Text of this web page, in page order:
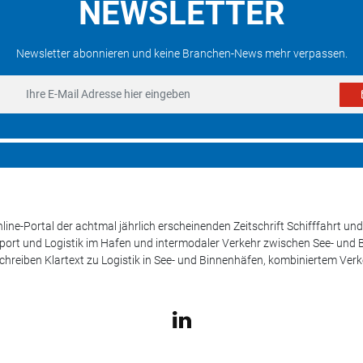
NEWSLETTER
Newsletter abonnieren und keine Branchen-News mehr verpassen.
Portal der achtmal jährlich erscheinenden Zeitschrift Schifffahrt
und Logistik im Hafen und intermodaler Verkehr zwischen See- und
Klartext zu Logistik in See- und Binnenhäfen, kombiniertem